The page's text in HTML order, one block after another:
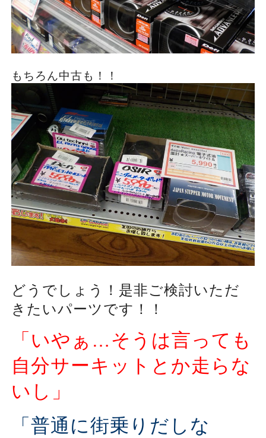
もちろん中古も！！
どうでしょう！是非ご検討いただ
きたいパーツです！！
「いやぁ…そうは言っても
自分サーキットとか走らな
いし」
「普通に街乗りだしな